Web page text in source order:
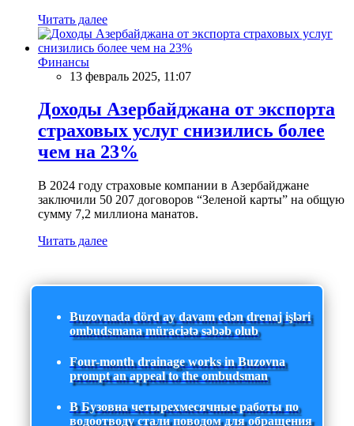
Читать далее
Финансы
13 февраль 2025, 11:07
Доходы Азербайджана от экспорта
страховых услуг снизились более
чем на 23%
В 2024 году страховые компании в Азербайджане
заключили 50 207 договоров “Зеленой карты” на общую
сумму 7,2 миллиона манатов.
Читать далее
Buzovnada dörd ay davam edən drenaj işləri
ombudsmana müraciətə səbəb olub
Four-month drainage works in Buzovna
prompt an appeal to the ombudsman
В Бузовна четырехмесячные работы по
водоотводу стали поводом для обращения